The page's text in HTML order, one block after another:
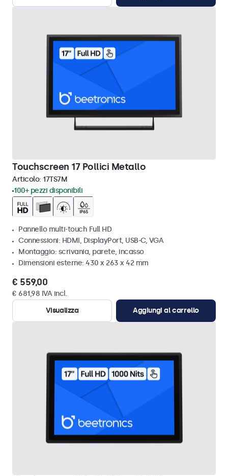
Touchscreen 17 Pollici Metallo
Articolo: 17TS7M
100+ pezzi disponibili
Pannello multi-touch Full HD
Connessioni: HDMI, DisplayPort, USB-C, VGA
Montaggio: scrivania, parete, incasso
Dimensioni esterne: 430 x 263 x 42 mm
€ 559,00
€ 681,98 IVA incl.
Visualizza
Aggiungi al carrello